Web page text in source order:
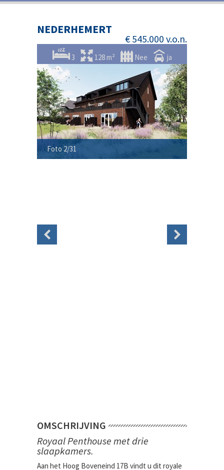
NEDERHEMERT
€ 545.000 v.o.n.
3 128 m² Nee ja
Foto 2/31
OMSCHRIJVING
Royaal Penthouse met drie
slaapkamers.
Aan het Hoog Boveneind 17B vindt u dit royale